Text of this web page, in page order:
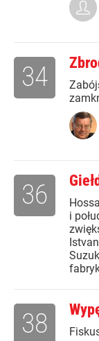
34
i
36
38